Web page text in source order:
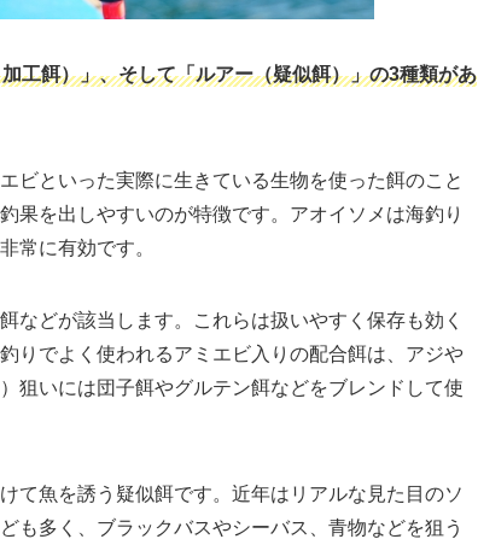
工餌）」、そして「ルアー（疑似餌）」の3種類があ
ビといった実際に生きている生物を使った餌のこと
果を出しやすいのが特徴です。アオイソメは海釣り
常に有効です。
などが該当します。これらは扱いやすく保存も効く
りでよく使われるアミエビ入りの配合餌は、アジや
狙いには団子餌やグルテン餌などをブレンドして使
て魚を誘う疑似餌です。近年はリアルな見た目のソ
も多く、ブラックバスやシーバス、青物などを狙う